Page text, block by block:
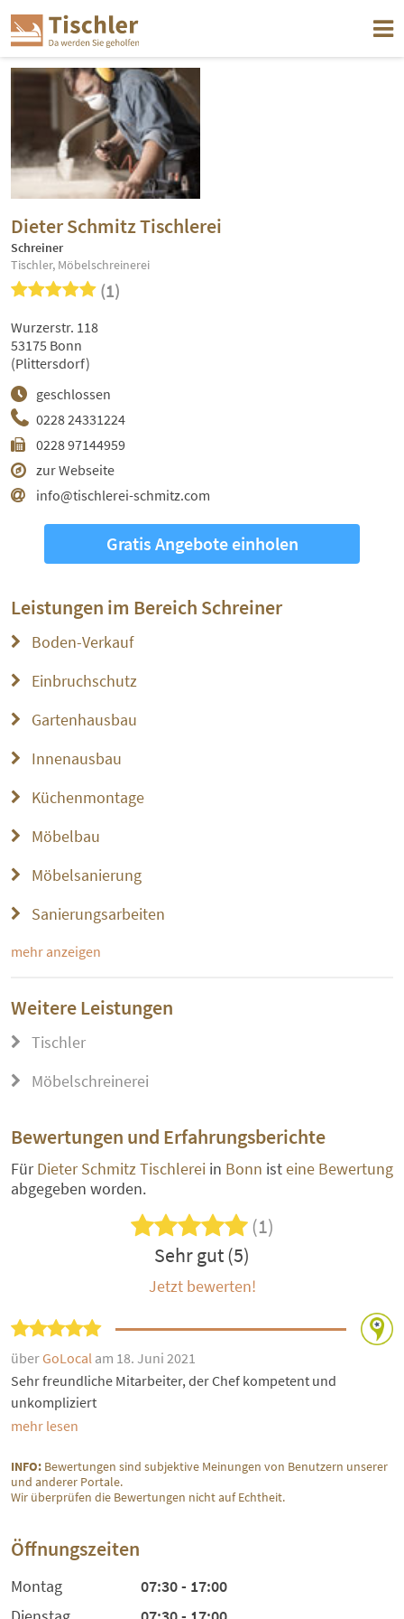
Dieter Schmitz Tischlerei
Schreiner
Tischler, Möbelschreinerei
(1)
0228 24331224
0228 97144959
zur Webseite
info@tischlerei-schmitz.com
geschlossen
Wurzerstr. 118
53175 Bonn
(Plittersdorf)
Gratis Angebote einholen
Leistungen im Bereich Schreiner
Boden-Verkauf
Einbruchschutz
Gartenhausbau
Innenausbau
Küchenmontage
Möbelbau
Möbelsanierung
Sanierungsarbeiten
mehr anzeigen
Weitere Leistungen
Tischler
Möbelschreinerei
Bewertungen und Erfahrungsberichte
FürDieter Schmitz Tischlerei in Bonn isteine Bewertung
abgegeben worden.
(1)
Sehr gut (5)
Jetzt bewerten!
über GoLocal am 18. Juni 2021
Sehr freundliche Mitarbeiter, der Chef kompetent und
unkompliziert
mehr lesen
INFO: Bewertungen sind subjektive Meinungen von Benutzern unserer
und anderer Portale.
Wir überprüfen die Bewertungen nicht auf Echtheit.
Öffnungszeiten
Montag
07:30 - 17:00